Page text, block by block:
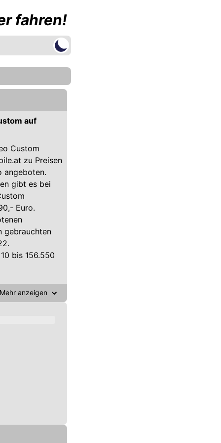
fahren!
auf
Custom
zu Preisen
angeboten.
gibt es bei
Euro.
gebrauchten
bis 156.550
186 PS.
Mehr anzeigen